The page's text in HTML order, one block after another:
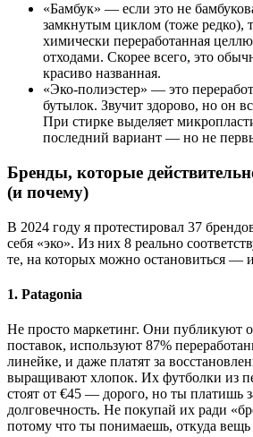
«Бамбук» — если это не
замкнутым циклом (тоже редко),
химически переработанная
отходами. Скорее всего, это
красиво названная.
«Эко-полиэстер» — это
бутылок. Звучит здорово, но он
При стирке выделяет
последний вариант — но не
Бренды, которые
(и почему)
В 2024 году я протестировал 37
себя «эко». Из них 8 реально
те, на которых можно остановиться —
1. Patagonia
Не просто маркетинг. Они публикуют
поставок, используют 87%
линейке, и даже платят за
выращивают хлопок. Их футболки из
стоят от €45 — дорого, но ты платишь
долговечность. Не покупай их ради
потому что ты понимаешь, откуда